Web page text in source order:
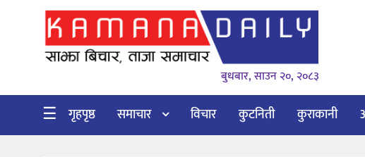
गृहपृष्ठ
विचार
कुटनिती
बुधबार, साउन २०, २०८३
☰ गृहपृष्ठ समाचार विचार कुटनिती कुराकानी